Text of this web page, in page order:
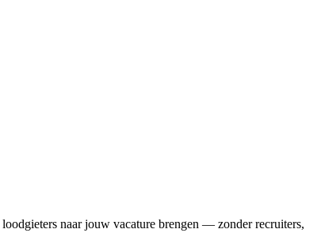
loodgieters naar jouw vacature brengen — zonder recruiters,